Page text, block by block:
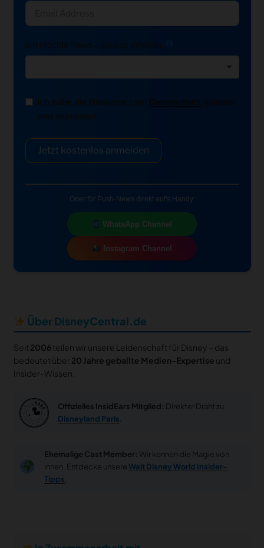
Ich möchte News-Updates erhalten:
Ich habe die Hinweise zum Datenschutz
und akzeptiert.
Jetzt kostenlos anmelden
Oder für Push-News direkt auf's Handy:
WhatsApp Channel
Instagram Channel
Über DisneyCentral.de
Seit 2006teilen wir unsere Leidenschaft für Disney – das
bedeutet über 20 Jahre geballte Medien-Expertise und
Insider-Wissen.
Offizielles InsidEars Mitglied: Direkter Draht zu
Disneyland Paris
Ehemalige Cast Member: Wir kennen die Magie von
innen. Entdecke unsere Walt Disney World Insider-
Tipps